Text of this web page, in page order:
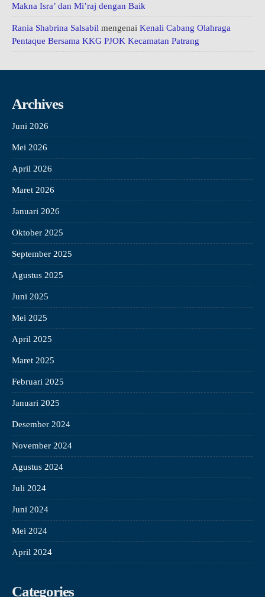
Makna Isra’ dan Mi’raj dengan Baik
Rania Shabrina Salsabil mengenai Kenali Cabang Olahraga
Pentaque Bersama KKG PJOK Kecamatan Patrang
Archives
Juni 2026
Mei 2026
April 2026
Maret 2026
Januari 2026
Oktober 2025
September 2025
Agustus 2025
Juni 2025
Mei 2025
April 2025
Maret 2025
Februari 2025
Januari 2025
Desember 2024
November 2024
Agustus 2024
Juli 2024
Juni 2024
Mei 2024
April 2024
Categories